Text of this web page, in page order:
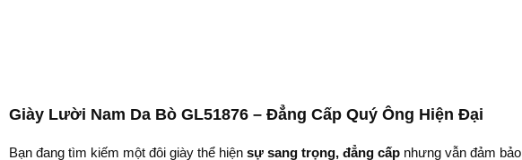
Giày Lười Nam Da Bò GL51876 – Đẳng Cấp Quý Ông Hiện Đại
Bạn đang tìm kiếm một đôi giày thể hiện sự sang trọng, đẳng cấp nhưng vẫn đảm bảo